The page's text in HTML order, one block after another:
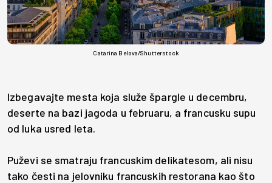
Catarina Belova/Shutterstock
Izbegavajte mesta koja služe špargle u decembru,
deserte na bazi jagoda u februaru, a francusku supu
od luka usred leta.
Puževi se smatraju francuskim delikatesom, ali nisu
tako česti na jelovniku francuskih restorana kao što